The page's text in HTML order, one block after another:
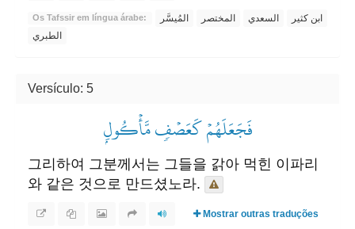
Os Tafssir em língua árabe: المُيسَّر المختصر السعدي
ابن كثير
الطبري
Versículo: 5
فَجَعَلَهُمۡ كَعَصۡفٖ مَّأۡكُولِۭ
그리하여 그분께서는 그들을 갉아 먹힌 이파리
와 같은 것으로 만드셨노라.
Mostrar outras traduções